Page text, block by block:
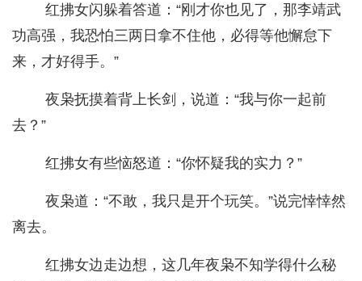
红拂女闪躲着答道：“刚才你也见了，那李靖武
功高强，我恐怕三两日拿不住他，必得等他懈怠下
来，才好得手。”
夜枭抚摸着背上长剑，说道：“我与你一起前
去？”
红拂女有些恼怒道：“你怀疑我的实力？”
夜枭道：“不敢，我只是开个玩笑。”说完悻悻然
离去。
红拂女边走边想，这几年夜枭不知学得什么秘